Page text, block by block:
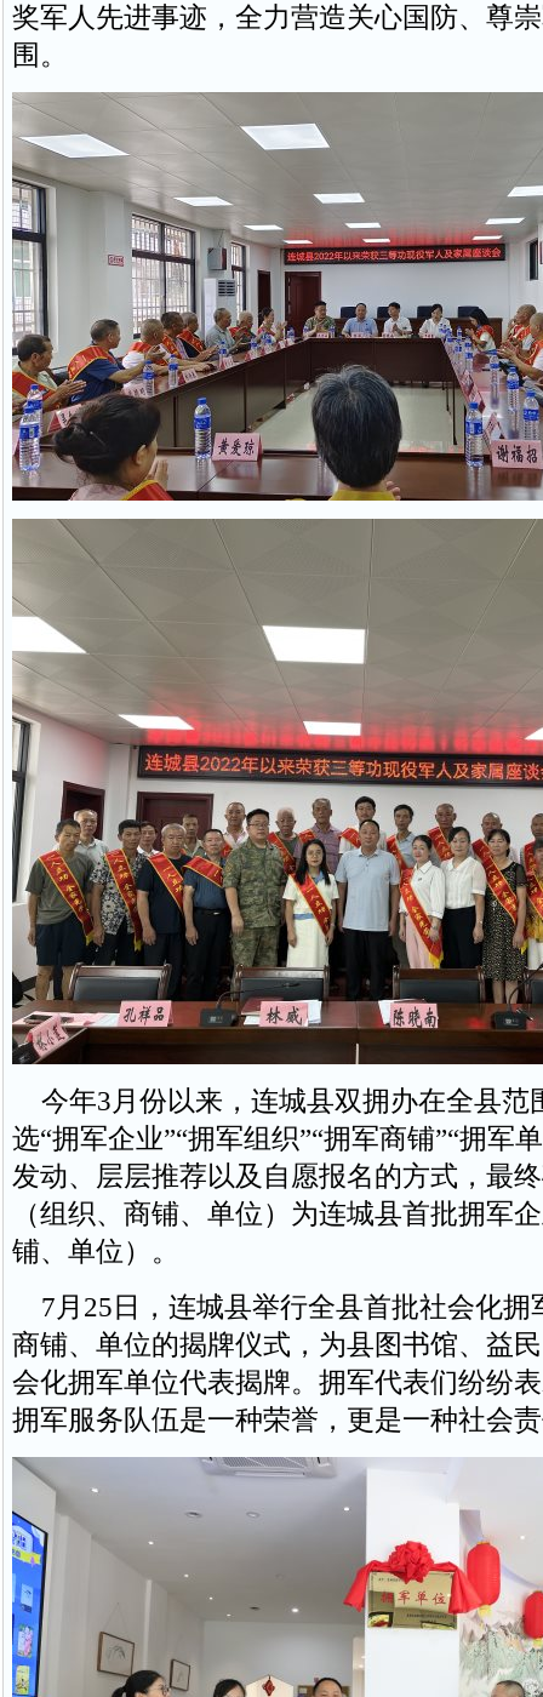
奖军人先进事迹，全力营造关心国防、尊
围。
今年3月份以来，连城县双拥办在全县范
选“拥军企业”“拥军组织”“拥军商铺”“拥军
发动、层层推荐以及自愿报名的方式，最
（组织、商铺、单位）为连城县首批拥军
铺、单位）。
7月25日，连城县举行全县首批社会化拥
商铺、单位的揭牌仪式，为县图书馆、益
会化拥军单位代表揭牌。拥军代表们纷纷
拥军服务队伍是一种荣誉，更是一种社会